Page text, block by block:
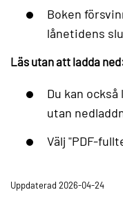
Boken
lånetidens
Läs utan att ladda
Du kan
utan
Välj "PDF-
Uppdaterad 2026-04-24